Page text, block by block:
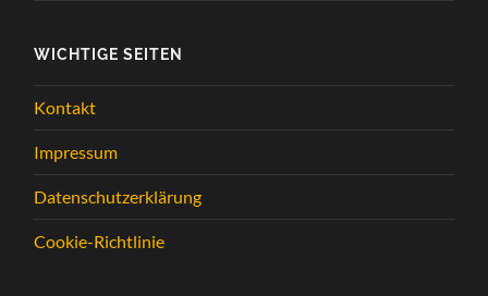
WICHTIGE SEITEN
Kontakt
Impressum
Datenschutzerklärung
Cookie-Richtlinie